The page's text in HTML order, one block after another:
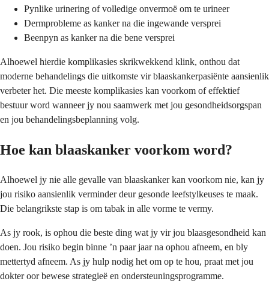
Pynlike urinering of volledige onvermoë om te urineer
Dermprobleme as kanker na die ingewande versprei
Beenpyn as kanker na die bene versprei
Alhoewel hierdie komplikasies skrikwekkend klink, onthou dat
moderne behandelings die uitkomste vir blaaskankerpasiënte aansienlik
verbeter het. Die meeste komplikasies kan voorkom of effektief
bestuur word wanneer jy nou saamwerk met jou gesondheidsorgspan
en jou behandelingsbeplanning volg.
Hoe kan blaaskanker voorkom word?
Alhoewel jy nie alle gevalle van blaaskanker kan voorkom nie, kan jy
jou risiko aansienlik verminder deur gesonde leefstylkeuses te maak.
Die belangrikste stap is om tabak in alle vorme te vermy.
As jy rook, is ophou die beste ding wat jy vir jou blaasgesondheid kan
doen. Jou risiko begin binne ’n paar jaar na ophou afneem, en bly
mettertyd afneem. As jy hulp nodig het om op te hou, praat met jou
dokter oor bewese strategieë en ondersteuningsprogramme.